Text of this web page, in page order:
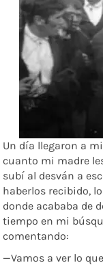
Un día llegaron a
cuanto mi madre
subí al desván a
haberlos recibido,
donde acababa de
tiempo en mi
comentando:
—Vamos a ver lo